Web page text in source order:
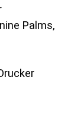
Palms,